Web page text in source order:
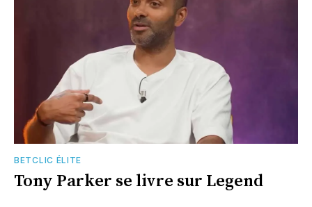
BETCLIC ÉLITE
Tony Parker se livre sur Legend